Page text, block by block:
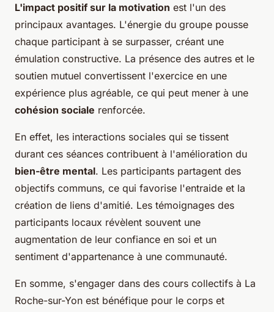
L'impact positif sur la motivation est l'un des
principaux avantages. L'énergie du groupe pousse
chaque participant à se surpasser, créant une
émulation constructive. La présence des autres et le
soutien mutuel convertissent l'exercice en une
expérience plus agréable, ce qui peut mener à une
cohésion sociale renforcée.
En effet, les interactions sociales qui se tissent
durant ces séances contribuent à l'amélioration du
bien-être mental. Les participants partagent des
objectifs communs, ce qui favorise l'entraide et la
création de liens d'amitié. Les témoignages des
participants locaux révèlent souvent une
augmentation de leur confiance en soi et un
sentiment d'appartenance à une communauté.
En somme, s'engager dans des cours collectifs à La
Roche-sur-Yon est bénéfique pour le corps et